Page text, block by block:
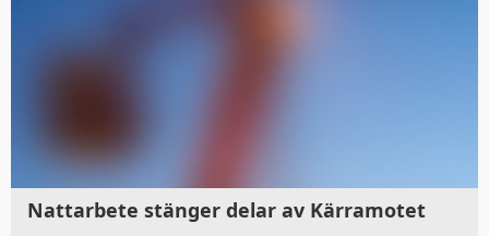
använder kakor
Trafiken.nu använder kakor för att ge dig en
Visa detaljer Tillåt alla
Nattarbete stänger delar av Kärramotet